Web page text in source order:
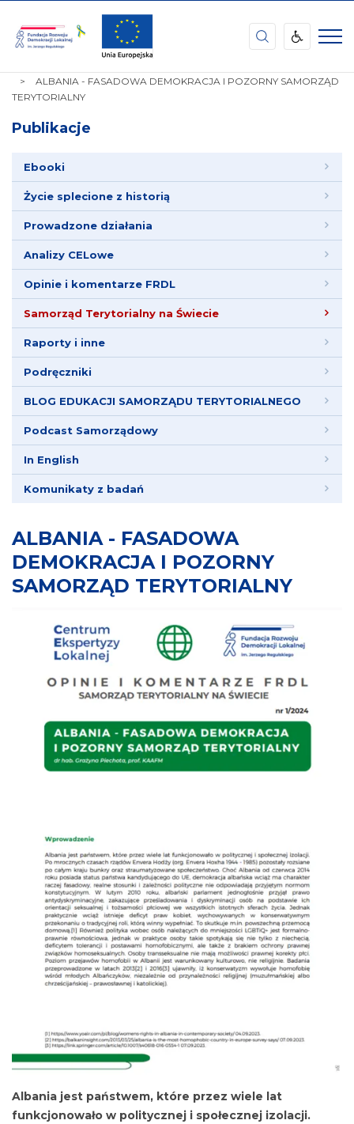
Fundacja
Rozwoju
Lokalnej
im.
Jerzego
GŁÓWNA
ALBANIA - FASADOWA DEMOKRACJA I POZORNY SAMORZĄD
TERYTORIALNY
Publikacje
Ebooki
Życie splecione z historią
Prowadzone działania
Analizy CELowe
Opinie i komentarze FRDL
Samorząd Terytorialny na Świecie
Raporty i inne
Podręczniki
BLOG EDUKACJI SAMORZĄDU TERYTORIALNEGO
Podcast Samorządowy
In English
Komunikaty z badań
ALBANIA - FASADOWA
DEMOKRACJA I POZORNY
SAMORZĄD TERYTORIALNY
Albania jest państwem, które przez wiele lat
funkcjonowało w politycznej i społecznej izolacji.